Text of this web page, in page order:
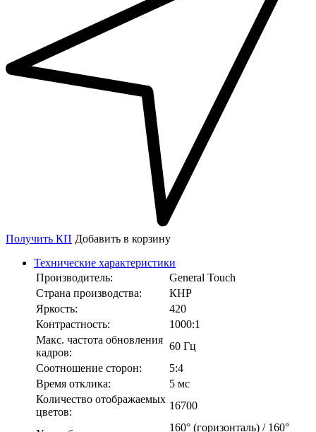
Получить КП Добавить в корзину
Технические характеристики
Производитель:
General Touch
Страна производства:
КНР
Яркость:
420
Контрастность:
1000:1
Макс. частота обновления
кадров:
60 Гц
Соотношение сторон:
5:4
Время отклика:
5 мс
Количество отображаемых
цветов:
16700
160° (горизонталь) / 160°